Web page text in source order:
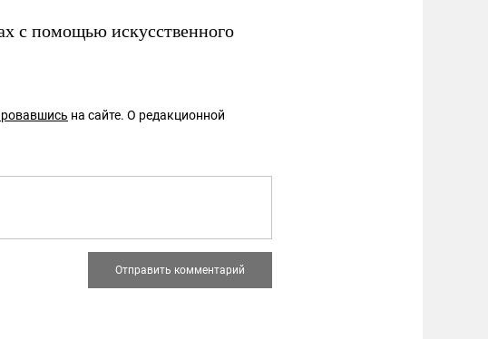
с помощью искусственного
на сайте. О редакционной